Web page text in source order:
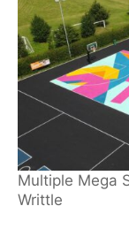
Multiple Mega
Writtle